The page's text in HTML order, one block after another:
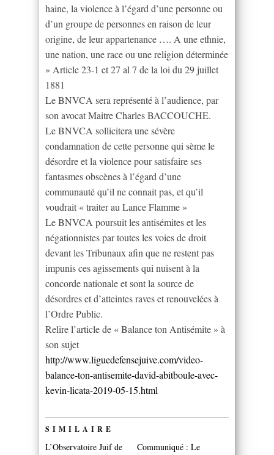
haine, la violence à l’égard d’une personne ou
d’un groupe de personnes en raison de leur
origine, de leur appartenance …. A une ethnie,
une nation, une race ou une religion déterminée
» Article 23-1 et 27 al 7 de la loi du 29 juillet
1881
Le BNVCA sera représenté à l’audience, par
son avocat Maitre Charles BACCOUCHE.
Le BNVCA sollicitera une sévère
condamnation de cette personne qui sème le
désordre et la violence pour satisfaire ses
fantasmes obscènes à l’égard d’une
communauté qu’il ne connait pas, et qu’il
voudrait « traiter au Lance Flamme »
Le BNVCA poursuit les antisémites et les
négationnistes par toutes les voies de droit
devant les Tribunaux afin que ne restent pas
impunis ces agissements qui nuisent à la
concorde nationale et sont la source de
désordres et d’atteintes raves et renouvelées à
l’Ordre Public.
Relire l’article de « Balance ton Antisémite » à
son sujet
http://www.liguedefensejuive.com/video-
balance-ton-antisemite-david-abitboule-avec-
kevin-licata-2019-05-15.html
SIMILAIRE
L’Observatoire Juif de
Communiqué : Le